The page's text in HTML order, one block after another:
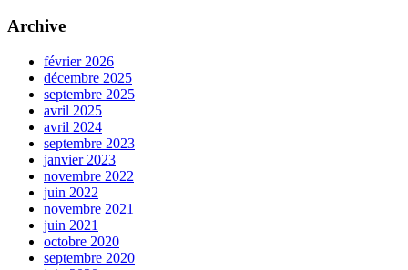
Archive
février 2026
décembre 2025
septembre 2025
avril 2025
avril 2024
septembre 2023
janvier 2023
novembre 2022
juin 2022
novembre 2021
juin 2021
octobre 2020
septembre 2020